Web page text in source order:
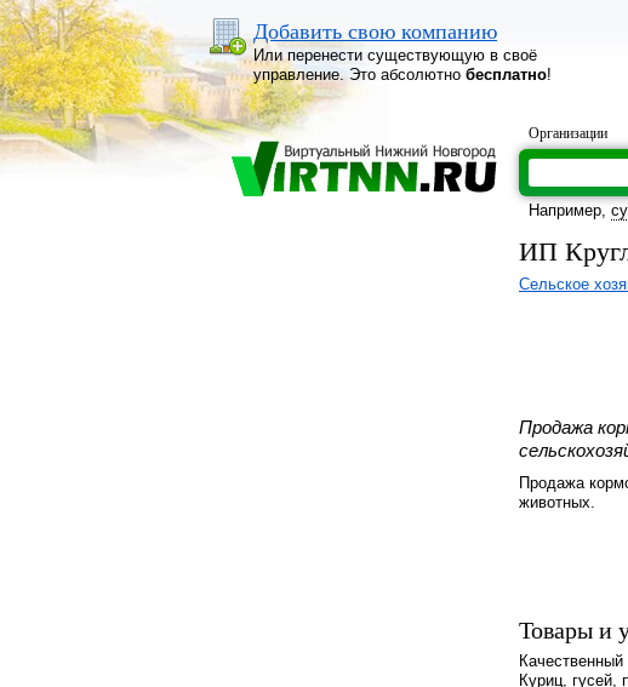
Добавить свою компанию
Или перенести существующую в своё
управление. Это абсолютно бесплатно!
Организации
Например,
ИП
Сельское
Продажа
Продажа
животных.
Товары и
Куриц, гусей,